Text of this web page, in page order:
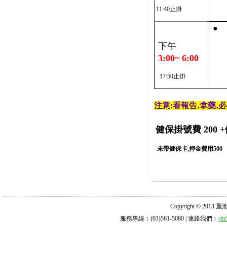
11:40止掛
下午
3:00~ 6:00
17:50止掛
●
注意:看報告‚拿藥‚
健保掛號費 200 +
未帶健保卡,押金費用500
Copyright © 2013 麗
服務專線︰(03)561-5080 | 連絡我們︰